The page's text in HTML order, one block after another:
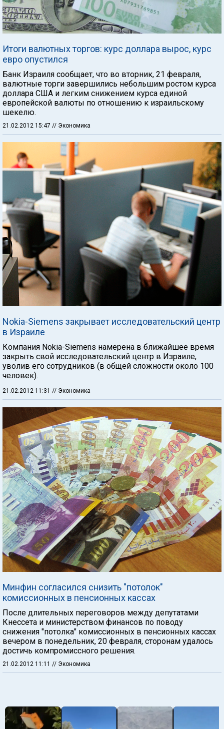
Итоги валютных торгов: курс доллара вырос, курс
евро опустился
Банк Израиля сообщает, что во вторник, 21 февраля,
валютные торги завершились небольшим ростом курса
доллара США и легким снижением курса единой
европейской валюты по отношению к израильскому
шекелю.
21.02.2012 15:47 // Экономика
Nokia-Siemens закрывает исследовательский центр
в Израиле
Компания Nokia-Siemens намерена в ближайшее время
закрыть свой исследовательский центр в Израиле,
уволив его сотрудников (в общей сложности около 100
человек).
21.02.2012 11:31 // Экономика
Минфин согласился снизить "потолок"
комиссионных в пенсионных кассах
После длительных переговоров между депутатами
Кнессета и министерством финансов по поводу
снижения "потолка" комиссионных в пенсионных кассах
вечером в понедельник, 20 февраля, сторонам удалось
достичь компромиссного решения.
21.02.2012 11:11 // Экономика